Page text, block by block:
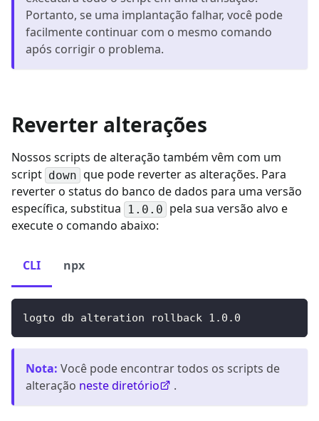
Portanto, se uma implantação falhar, você pode
facilmente continuar com o mesmo comando
após corrigir o problema.
Reverter alterações
Nossos scripts de alteração também vêm com um
script down que pode reverter as alterações. Para
reverter o status do banco de dados para uma versão
específica, substitua
1.0.0 pela sua versão alvo e
execute o comando abaixo:
CLI npx
logto db alteration rollback 1.0 .0
Nota: Você pode encontrar todos os scripts de
alteração neste diretório .